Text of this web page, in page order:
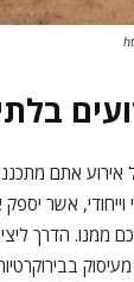
אירוע אתם
וייחודי, אשר
ממנו. הדרך